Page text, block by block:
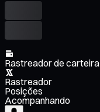
Rastreador de carteira
Rastreador
Posições
Acompanhando